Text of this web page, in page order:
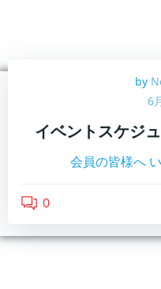
by
6
イベントスケジ
会員の皆様へ
0